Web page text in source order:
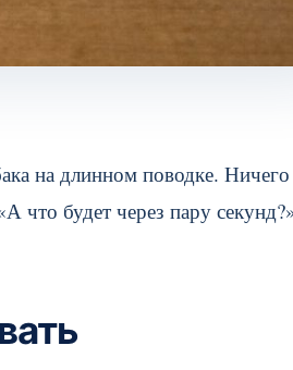
на длинном поводке. Ничего
что будет через пару